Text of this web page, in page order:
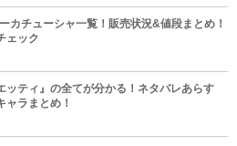
カチューシャ一覧！販売状況&値段まとめ！
ェック
ッティ』の全てが分かる！ネタバレあらす
ャラまとめ！